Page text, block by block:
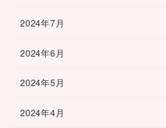
2024年7月
2024年6月
2024年5月
2024年4月